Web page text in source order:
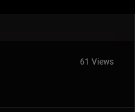
61 Views